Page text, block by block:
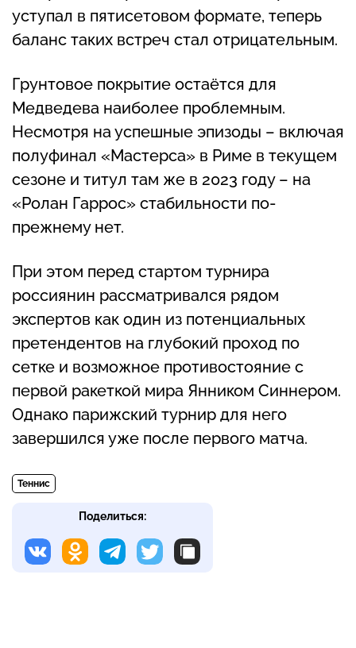
уступал в пятисетовом формате, теперь
баланс таких встреч стал отрицательным.
Грунтовое покрытие остаётся для
Медведева наиболее проблемным.
Несмотря на успешные эпизоды – включая
полуфинал «Мастерса» в Риме в текущем
сезоне и титул там же в 2023 году – на
«Ролан Гаррос» стабильности по-
прежнему нет.
При этом перед стартом турнира
россиянин рассматривался рядом
экспертов как один из потенциальных
претендентов на глубокий проход по
сетке и возможное противостояние с
первой ракеткой мира Янником Синнером.
Однако парижский турнир для него
завершился уже после первого матча.
Теннис
Поделиться: